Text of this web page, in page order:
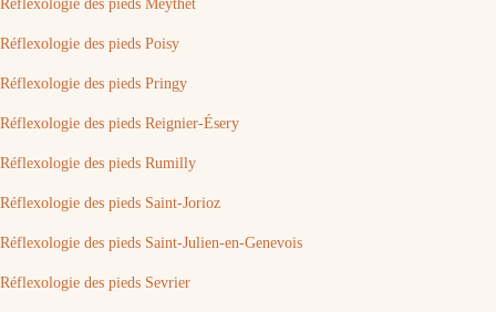
Réflexologie des pieds Meythet
Réflexologie des pieds Poisy
Réflexologie des pieds Pringy
Réflexologie des pieds Reignier-Ésery
Réflexologie des pieds Rumilly
Réflexologie des pieds Saint-Jorioz
Réflexologie des pieds Saint-Julien-en-Genevois
Réflexologie des pieds Sevrier